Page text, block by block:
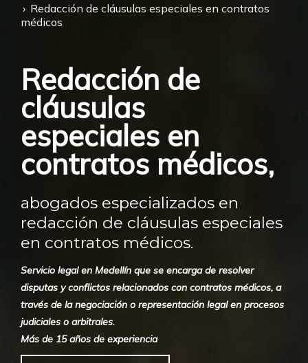
Redacción de cláusulas especiales en contratos
médicos
Redacción de
cláusulas
especiales en
contratos médicos,
abogados especializados en
redacción de cláusulas especiales
en contratos médicos.
Servicio legal en Medellín que se encarga de resolver
disputas y conflictos relacionados con contratos médicos, a
través de la negociación o representación legal en procesos
judiciales o arbitrales.
Más de 15 años de experiencia